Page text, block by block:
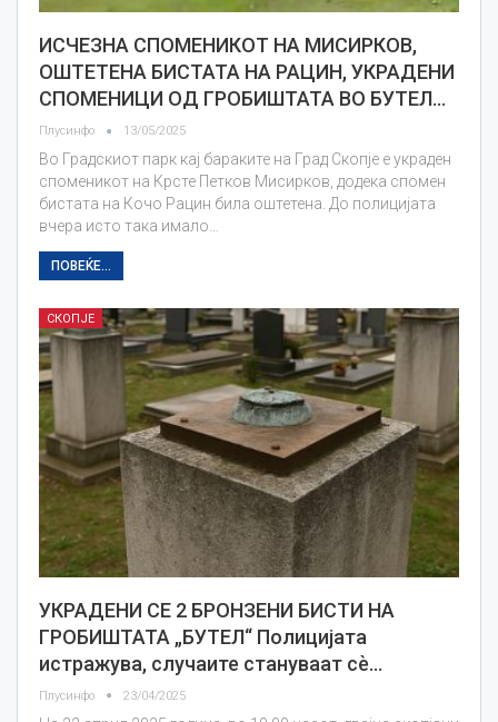
ИСЧЕЗНА СПОМЕНИКОТ НА МИСИРКОВ,
ОШТЕТЕНА БИСТАТА НА РАЦИН, УКРАДЕНИ
СПОМЕНИЦИ ОД ГРОБИШТАТА ВО БУТЕЛ…
Плусинфо 13/05/2025
Во Градскиот парк кај бараките на Град Скопје е украден
споменикот на Крсте Петков Мисирков, додека спомен
бистата на Кочо Рацин била оштетена. До полицијата
вчера исто така имало…
ПОВЕЌЕ...
СКОПЈЕ
УКРАДЕНИ СЕ 2 БРОНЗЕНИ БИСТИ НА
ГРОБИШТАТА „БУТЕЛ“ Полицијата
истражува, случаите стануваат сѐ…
Плусинфо 23/04/2025